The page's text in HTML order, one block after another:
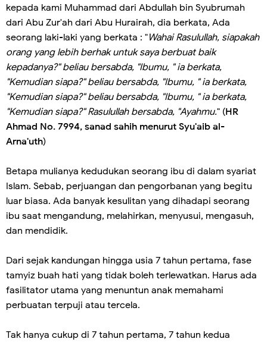
kepada kami Muhammad dari Abdullah bin Syubrumah
dari Abu Zur'ah dari Abu Hurairah, dia berkata, Ada
seorang laki-laki yang berkata : "Wahai Rasulullah, siapakah
orang yang lebih berhak untuk saya berbuat baik
kepadanya?" beliau bersabda, "Ibumu, " ia berkata,
"Kemudian siapa?" beliau bersabda, "Ibumu, " ia berkata,
"Kemudian siapa?" beliau bersabda, "Ibumu, " ia berkata,
"Kemudian siapa?" Rasulullah bersabda, "Ayahmu." (HR
Ahmad No. 7994, sanad sahih menurut Syu'aib al-
Arna'uth)
Betapa mulianya kedudukan seorang ibu di dalam syariat
Islam. Sebab, perjuangan dan pengorbanan yang begitu
luar biasa. Ada banyak kesulitan yang dihadapi seorang
ibu saat mengandung, melahirkan, menyusui, mengasuh,
dan mendidik.
Dari sejak kandungan hingga usia 7 tahun pertama, fase
tamyiz buah hati yang tidak boleh terlewatkan. Harus ada
fasilitator utama yang menuntun anak memahami
perbuatan terpuji atau tercela.
Tak hanya cukup di 7 tahun pertama, 7 tahun kedua